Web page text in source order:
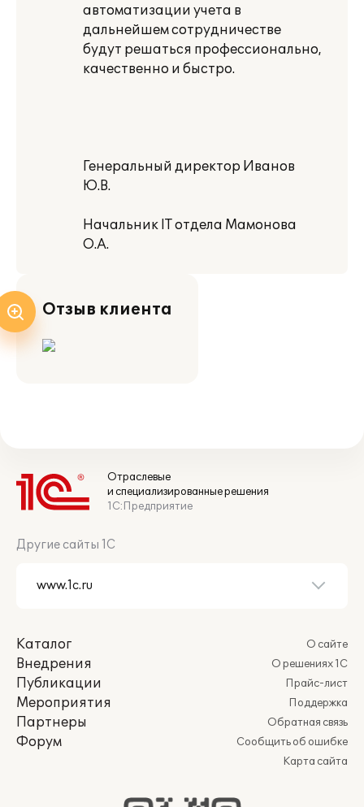
автоматизации учета в
дальнейшем сотрудничестве
будут решаться профессионально,
качественно и быстро.
Генеральный директор Иванов
Ю.В.
Начальник IT отдела Мамонова
О.А.
Отзыв клиента
Отраслевые
и специализированные решения
1С:Предприятие
Другие сайты 1С
Каталог
Внедрения
Публикации
Мероприятия
Партнеры
Форум
О сайте
О решениях 1С
Прайс-лист
Поддержка
Обратная связь
Сообщить об ошибке
Карта сайта